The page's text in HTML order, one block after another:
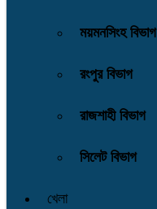
ময়মনসিংহ বিভাগ
রংপুর বিভাগ
রাজশাহী বিভাগ
সিলেট বিভাগ
খেলা